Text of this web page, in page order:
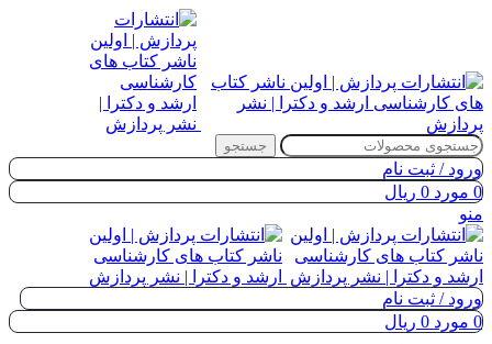
جستجو
ورود / ثبت نام
0 مورد 0 ریال
منو
ورود / ثبت نام
0 مورد 0 ریال